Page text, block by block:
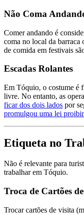
Não Coma
Comer andando é
coma no local da barraca
de comida em festivais
Escadas Rolantes
Em Tóquio, o costume é
livre. No entanto, as
ficar dos dois lados por
promulgou uma lei
Etiqueta no
Não é relevante para
trabalhar em Tóquio.
Troca de Cartões
Trocar cartões de visita